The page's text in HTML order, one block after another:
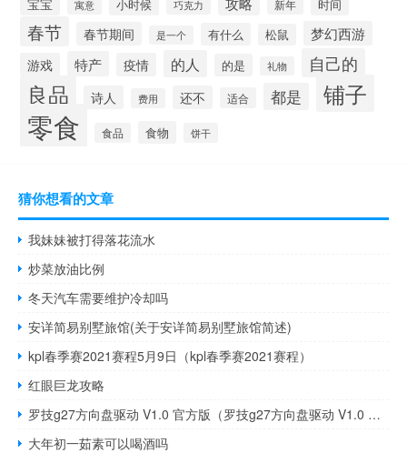
寓意 小时候 巧克力 新年 时间
春节 春节期间 是一个 有什么 松鼠 梦幻西游
游戏 特产 疫情 的人 的是 礼物 自己的
良品 诗人 费用 还不 适合 都是 铺子
零食 食品 食物 饼干
猜你想看的文章
我妹妹被打得落花流水
炒菜放油比例
冬天汽车需要维护冷却吗
安详简易别墅旅馆(关于安详简易别墅旅馆简述)
kpl春季赛2021赛程5月9日（kpl春季赛2021赛程）
红眼巨龙攻略
罗技g27方向盘驱动 V1.0 官方版（罗技g27方向盘驱动 V1.0 官方版功能简介）
大年初一茹素可以喝酒吗